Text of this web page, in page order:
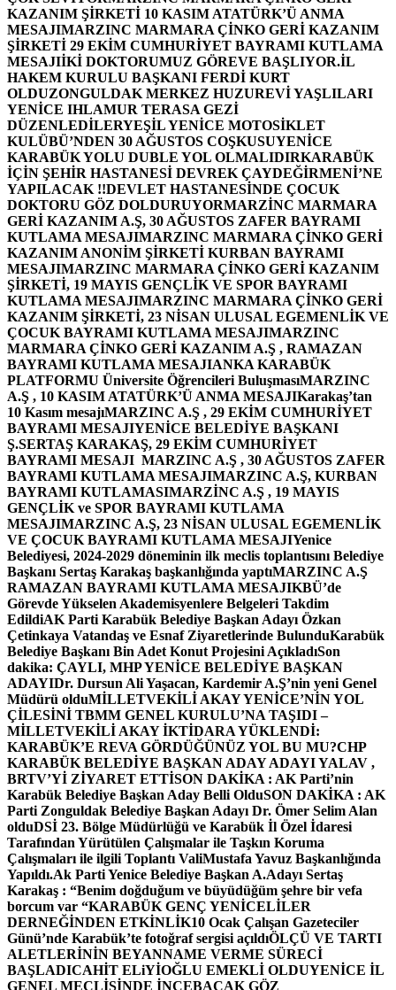
KAZANIM ŞİRKETİ 10 KASIM ATATÜRK’Ü ANMA
MESAJIMARZINC MARMARA ÇİNKO GERİ KAZANIM
ŞİRKETİ 29 EKİM CUMHURİYET BAYRAMI KUTLAMA
MESAJIİKİ DOKTORUMUZ GÖREVE BAŞLIYOR.İL
HAKEM KURULU BAŞKANI FERDİ KURT
OLDUZONGULDAK MERKEZ HUZUREVİ YAŞLILARI
YENİCE IHLAMUR TERASA GEZİ
DÜZENLEDİLERYEŞİL YENİCE MOTOSİKLET
KULÜBÜ’NDEN 30 AĞUSTOS COŞKUSUYENİCE
KARABÜK YOLU DUBLE YOL OLMALIDIRKARABÜK
İÇİN ŞEHİR HASTANESİ DEVREK ÇAYDEĞİRMENİ’NE
YAPILACAK !!DEVLET HASTANESİNDE ÇOCUK
DOKTORU GÖZ DOLDURUYORMARZİNC MARMARA
GERİ KAZANIM A.Ş, 30 AĞUSTOS ZAFER BAYRAMI
KUTLAMA MESAJIMARZINC MARMARA ÇİNKO GERİ
KAZANIM ANONİM ŞİRKETİ KURBAN BAYRAMI
MESAJIMARZINC MARMARA ÇİNKO GERİ KAZANIM
ŞİRKETİ, 19 MAYIS GENÇLİK VE SPOR BAYRAMI
KUTLAMA MESAJIMARZINC MARMARA ÇİNKO GERİ
KAZANIM ŞİRKETİ, 23 NİSAN ULUSAL EGEMENLİK VE
ÇOCUK BAYRAMI KUTLAMA MESAJIMARZINC
MARMARA ÇİNKO GERİ KAZANIM A.Ş , RAMAZAN
BAYRAMI KUTLAMA MESAJIANKA KARABÜK
PLATFORMU Üniversite Öğrencileri BuluşmasıMARZINC
A.Ş , 10 KASIM ATATÜRK’Ü ANMA MESAJIKarakaş’tan
10 Kasım mesajıMARZINC A.Ş , 29 EKİM CUMHURİYET
BAYRAMI MESAJIYENİCE BELEDİYE BAŞKANI
Ş.SERTAŞ KARAKAŞ, 29 EKİM CUMHURİYET
BAYRAMI MESAJI MARZINC A.Ş , 30 AĞUSTOS ZAFER
BAYRAMI KUTLAMA MESAJIMARZINC A.Ş, KURBAN
BAYRAMI KUTLAMASIMARZİNC A.Ş , 19 MAYIS
GENÇLİK ve SPOR BAYRAMI KUTLAMA
MESAJIMARZINC A.Ş, 23 NİSAN ULUSAL EGEMENLİK
VE ÇOCUK BAYRAMI KUTLAMA MESAJIYenice
Belediyesi, 2024-2029 döneminin ilk meclis toplantısını Belediye
Başkanı Sertaş Karakaş başkanlığında yaptıMARZINC A.Ş
RAMAZAN BAYRAMI KUTLAMA MESAJIKBÜ’de
Görevde Yükselen Akademisyenlere Belgeleri Takdim
EdildiAK Parti Karabük Belediye Başkan Adayı Özkan
Çetinkaya Vatandaş ve Esnaf Ziyaretlerinde BulunduKarabük
Belediye Başkanı Bin Adet Konut Projesini AçıkladıSon
dakika: ÇAYLI, MHP YENİCE BELEDİYE BAŞKAN
ADAYIDr. Dursun Ali Yaşacan, Kardemir A.Ş’nin yeni Genel
Müdürü olduMİLLETVEKİLİ AKAY YENİCE’NİN YOL
ÇİLESİNİ TBMM GENEL KURULU’NA TAŞIDI –
MİLLETVEKİLİ AKAY İKTİDARA YÜKLENDİ:
KARABÜK’E REVA GÖRDÜĞÜNÜZ YOL BU MU?CHP
KARABÜK BELEDİYE BAŞKAN ADAY ADAYI YALAV ,
BRTV’Yİ ZİYARET ETTİSON DAKİKA : AK Parti’nin
Karabük Belediye Başkan Aday Belli OlduSON DAKİKA : AK
Parti Zonguldak Belediye Başkan Adayı Dr. Ömer Selim Alan
olduDSİ 23. Bölge Müdürlüğü ve Karabük İl Özel İdaresi
Tarafından Yürütülen Çalışmalar ile Taşkın Koruma
Çalışmaları ile ilgili Toplantı ValiMustafa Yavuz Başkanlığında
Yapıldı.Ak Parti Yenice Belediye Başkan A.Adayı Sertaş
Karakaş : “Benim doğduğum ve büyüdüğüm şehre bir vefa
borcum var “KARABÜK GENÇ YENİCELİLER
DERNEĞİNDEN ETKİNLİK10 Ocak Çalışan Gazeteciler
Günü’nde Karabük’te fotoğraf sergisi açıldıÖLÇÜ VE TARTI
ALETLERİNİN BEYANNAME VERME SÜRECİ
BAŞLADICAHİT ELiYİOĞLU EMEKLİ OLDUYENİCE İL
GENEL MECLİSİNDE İNCEBACAK GÖZ